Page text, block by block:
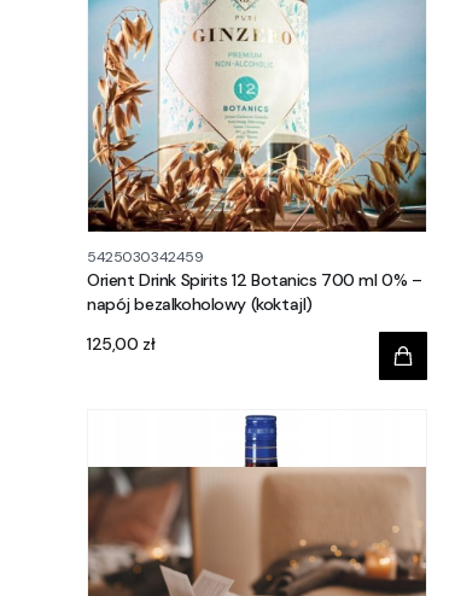
5425030342459
Orient Drink Spirits 12 Botanics 700 ml 0% –
napój bezalkoholowy (koktajl)
Cena
125,00 zł